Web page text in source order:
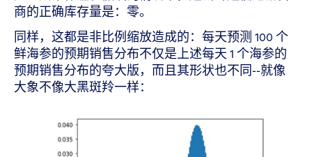
商的正确库存量是：零。
同样，这都是非比例缩放造成的：每天预测 100 个
鲜海参的预期销售分布不仅是上述每天 1 个海参的
预期销售分布的夸大版，而且其形状也不同--就像
大象不像大黑斑羚一样：